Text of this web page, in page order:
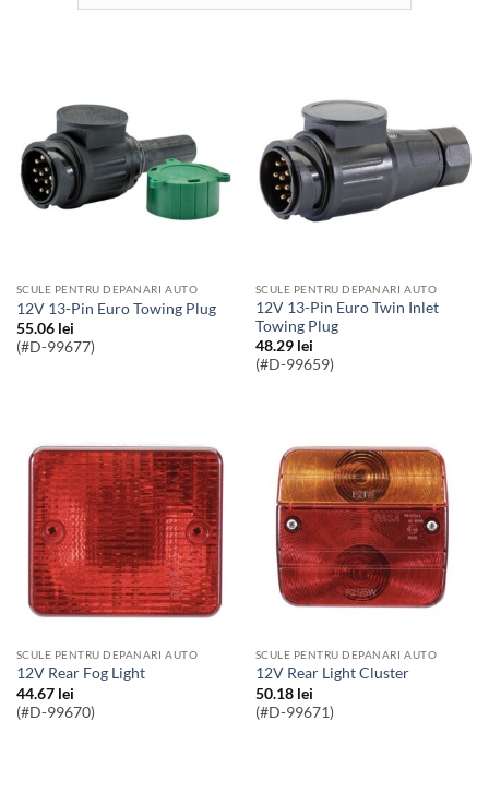
SCULE PENTRU DEPANARI AUTO
12V 13-Pin Euro Towing Plug
55.06 lei
(#D-99677)
SCULE PENTRU DEPANARI AUTO
12V 13-Pin Euro Twin Inlet
Towing Plug
48.29 lei
(#D-99659)
SCULE PENTRU DEPANARI AUTO
12V Rear Fog Light
44.67 lei
(#D-99670)
SCULE PENTRU DEPANARI AUTO
12V Rear Light Cluster
50.18 lei
(#D-99671)